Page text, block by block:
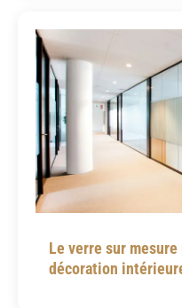
Le verre sur
décoration